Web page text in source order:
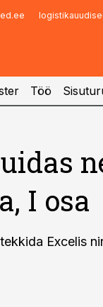
Töö
I osa
Excelis